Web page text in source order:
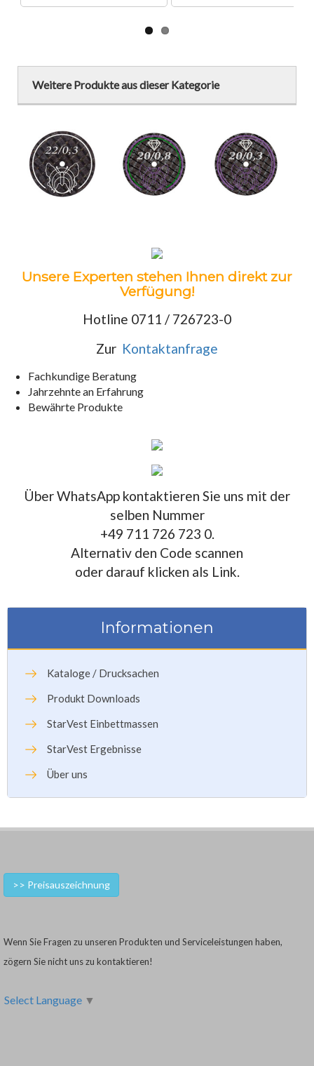
Weitere Produkte aus dieser Kategorie
Unsere Experten stehen Ihnen direkt zur
Verfügung!
Hotline 0711 / 726723-0
Zur Kontaktanfrage
Fachkundige Beratung
Jahrzehnte an Erfahrung
Bewährte Produkte
Über WhatsApp kontaktieren Sie uns mit der
selben Nummer
+49 711 726 723 0.
Alternativ den Code scannen
oder darauf klicken als Link.
Informationen
Kataloge / Drucksachen
Produkt Downloads
StarVest Einbettmassen
StarVest Ergebnisse
Über uns
>> Preisauszeichnung
Wenn Sie Fragen zu unseren Produkten und Serviceleistungen haben,
zögern Sie nicht uns zu kontaktieren!
Select Language ▼